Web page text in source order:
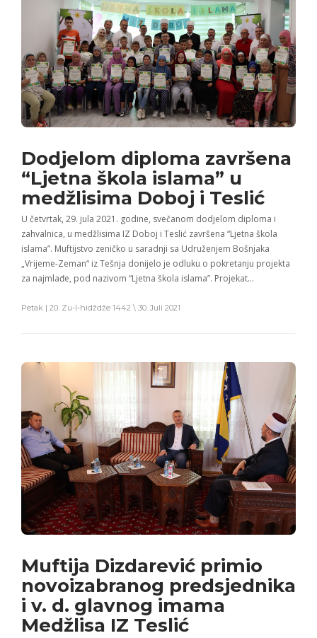
Dodjelom diploma završena
“Ljetna škola islama” u
medžlisima Doboj i Teslić
U četvrtak, 29. jula 2021. godine, svečanom dodjelom diploma i
zahvalnica, u medžlisima IZ Doboj i Teslić završena “Ljetna škola
islama”. Muftijstvo zeničko u saradnji sa Udruženjem Bošnjaka
„Vrijeme-Zeman“ iz Tešnja donijelo je odluku o pokretanju projekta
za najmlađe, pod nazivom “Ljetna škola islama”. Projekat…
Petak | 20. Zu-l-hidždže 1442 \ 30. Juli 2021
Muftija Dizdarević primio
novoizabranog predsjednika
i v. d. glavnog imama
Medžlisa IZ Teslić